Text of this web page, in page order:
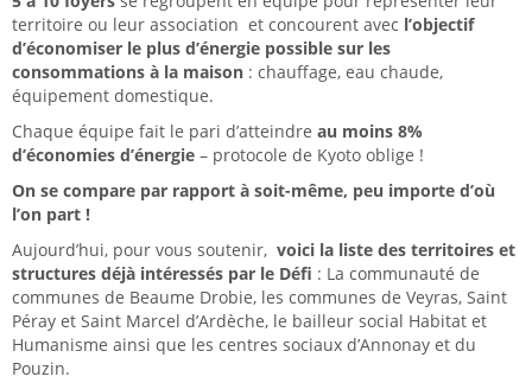
territoire ou leur association et concourent avec l’objectif
d’économiser le plus d’énergie possible sur les
consommations à la maison : chauffage, eau chaude,
équipement domestique.
Chaque équipe fait le pari d’atteindre au moins 8%
d’économies d’énergie – protocole de Kyoto oblige !
On se compare par rapport à soit-même, peu importe d’où
l’on part !
Aujourd’hui, pour vous soutenir, voici la liste des territoires et
structures déjà intéressés par le Défi : La communauté de
communes de Beaume Drobie, les communes de Veyras, Saint
Péray et Saint Marcel d’Ardèche, le bailleur social Habitat et
Humanisme ainsi que les centres sociaux d’Annonay et du
Pouzin.